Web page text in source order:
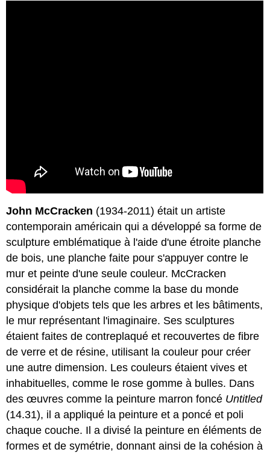
John McCracken (1934-2011) était un artiste
contemporain américain qui a développé sa forme de
sculpture emblématique à l'aide d'une étroite planche
de bois, une planche faite pour s'appuyer contre le
mur et peinte d'une seule couleur. McCracken
considérait la planche comme la base du monde
physique d'objets tels que les arbres et les bâtiments,
le mur représentant l'imaginaire. Ses sculptures
étaient faites de contreplaqué et recouvertes de fibre
de verre et de résine, utilisant la couleur pour créer
une autre dimension. Les couleurs étaient vives et
inhabituelles, comme le rose gomme à bulles. Dans
des œuvres comme la peinture marron foncé Untitled
(14.31), il a appliqué la peinture et a poncé et poli
chaque couche. Il a divisé la peinture en éléments de
formes et de symétrie, donnant ainsi de la cohésion à